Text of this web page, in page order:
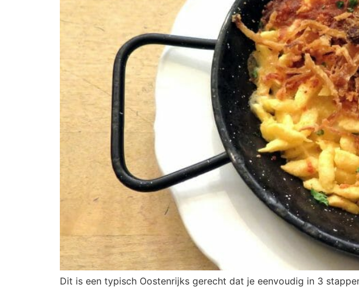
Dit is een typisch Oostenrijks gerecht dat je eenvoudig in 3